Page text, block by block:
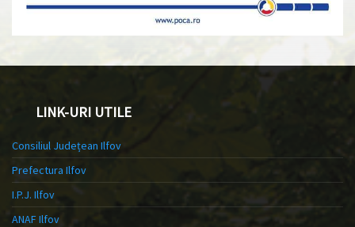
LINK-URI UTILE
Consiliul Județean Ilfov
Prefectura Ilfov
I.P.J. Ilfov
ANAF Ilfov